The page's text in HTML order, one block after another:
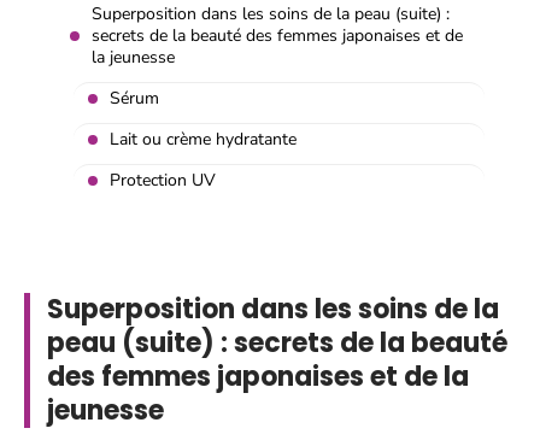
Superposition dans les soins de la peau (suite) :
secrets de la beauté des femmes japonaises et de
la jeunesse
Sérum
Lait ou crème hydratante
Protection UV
Superposition dans les soins de la
peau (suite) : secrets de la beauté
des femmes japonaises et de la
jeunesse